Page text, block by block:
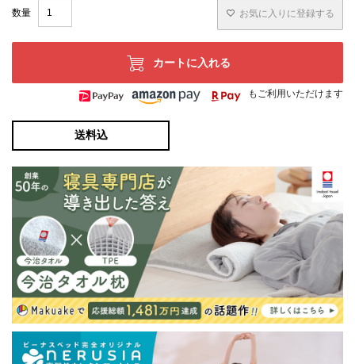
お気に入りに登録する
カートに入れる
もご利用いただけます
送料込